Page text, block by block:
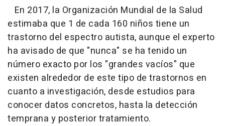
En 2017, la Organización Mundial de la Salud
estimaba que 1 de cada 160 niños tiene un
trastorno del espectro autista, aunque el experto
ha avisado de que "nunca" se ha tenido un
número exacto por los "grandes vacíos" que
existen alrededor de este tipo de trastornos en
cuanto a investigación, desde estudios para
conocer datos concretos, hasta la detección
temprana y posterior tratamiento.